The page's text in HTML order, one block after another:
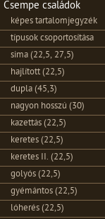
Csempe családok
képes tartalomjegyzék
típusok csoportosítása
sima (22,5, 27,5)
hajlított (22,5)
dupla (45,3)
nagyon hosszú (30)
kazettás (22,5)
keretes (22,5)
keretes II. (22,5)
golyós (22,5)
gyémántos (22,5)
lóherés (22,5)